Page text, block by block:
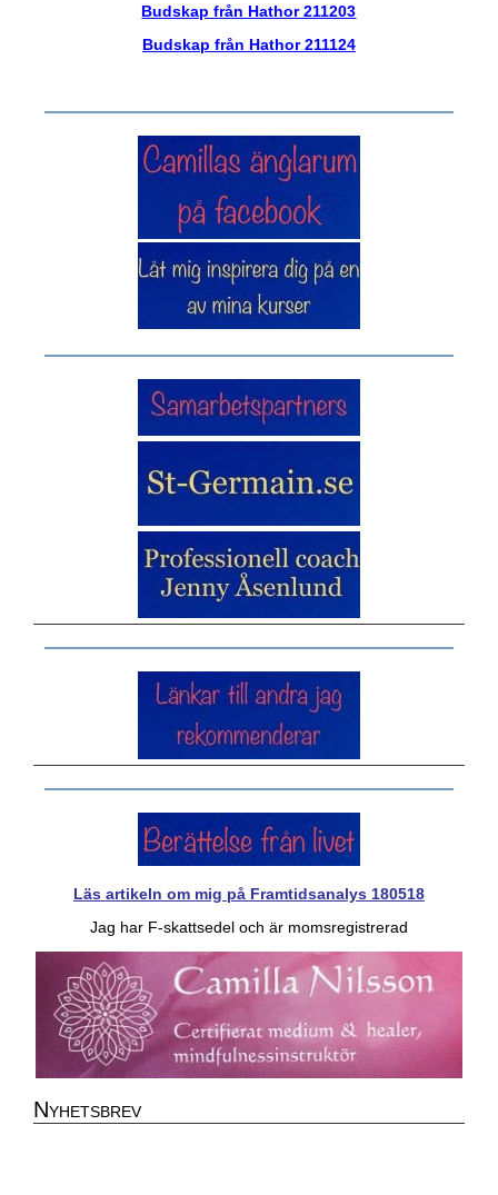
Budskap från Hathor 211203
Budskap från Hathor 211124
Läs artikeln om mig på Framtidsanalys 180518
Jag har F-skattsedel och är momsregistrerad
Nyhetsbrev